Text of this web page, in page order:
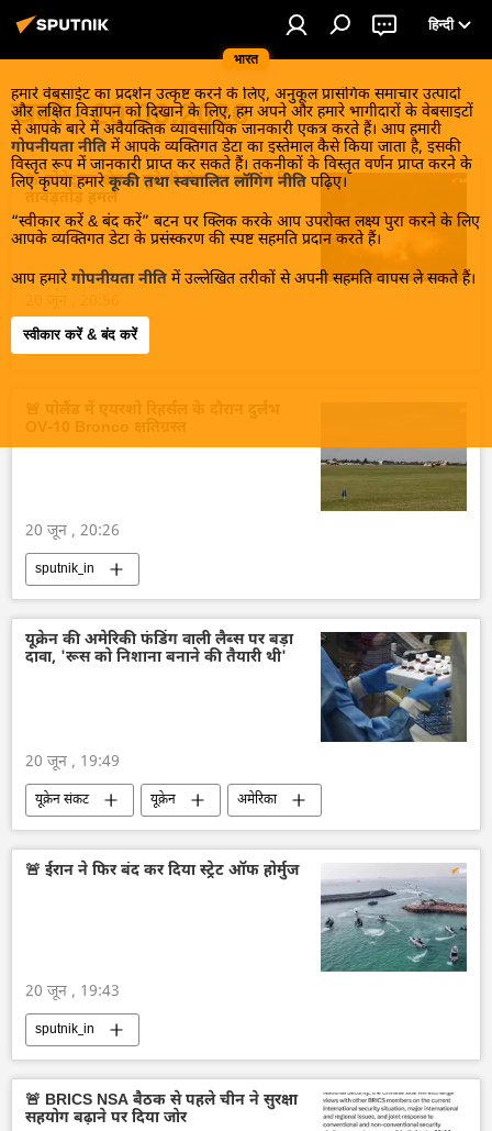
भारत
हिन्दी
हमारे वेबसाईट का प्रदर्शन उत्कृष्ट करने के लिए, अनुकूल प्रासंगिक समाचार उत्पादों
और लक्षित विज्ञापन को दिखाने के लिए, हम अपने और हमारे भागीदारों के वेबसाइटों
से आपके बारे में अवैयक्तिक व्यावसायिक जानकारी एकत्र करते हैं। आप हमारी
गोपनीयता नीति में आपके व्यक्तिगत डेटा का इस्तेमाल कैसे किया जाता है, इसकी
विस्तृत रूप में जानकारी प्राप्त कर सकते हैं। तकनीकों के विस्तृत वर्णन प्राप्त करने के
लिए कृपया हमारे कूकी तथा स्वचालित लॉगिंग नीति पढ़िए।
“स्वीकार करें & बंद करें” बटन पर क्लिक करके आप उपरोक्त लक्ष्य पुरा करने के लिए
आपके व्यक्तिगत डेटा के प्रसंस्करण की स्पष्ट सहमति प्रदान करते हैं।
आप हमारे गोपनीयता नीति में उल्लेखित तरीकों से अपनी सहमति वापस ले सकते हैं।
स्वीकार करें & बंद करें
खबरें - 20.06.2026
🚨 डोनेट्स्क क्षेत्र में यूक्रेनी सेना पर रूस ने किए
ताबड़तोड़ हमले
sputnik_in
20 जून , 20:26
sputnik_in
यूक्रेन की अमेरिकी फंडिंग वाली लैब्स पर बड़ा
दावा, 'रूस को निशाना बनाने की तैयारी थी'
20 जून , 19:49
यूक्रेन संकट यूक्रेन
अमेरिका
राष्ट्रीय सुरक्षा
🚨 ईरान ने फिर बंद कर दिया स्ट्रेट ऑफ होर्मुज
20 जून , 19:43
sputnik_in
🚨 BRICS NSA बैठक से पहले चीन ने सुरक्षा
सहयोग बढ़ाने पर दिया जोर